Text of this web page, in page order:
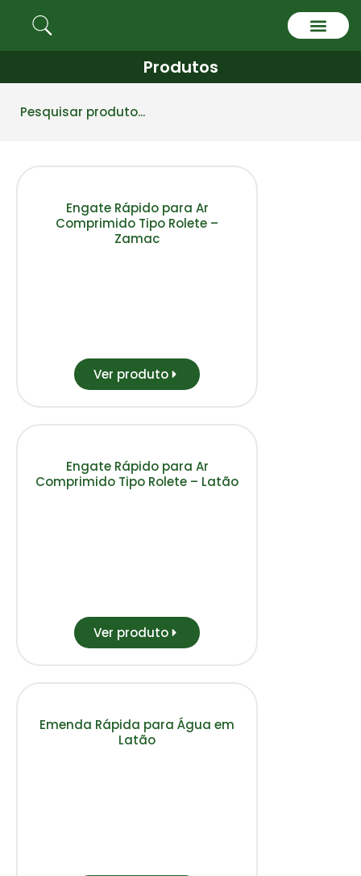
Produtos
Engate Rápido para Ar
Comprimido Tipo Rolete –
Zamac
Ver produto
Engate Rápido para Ar
Comprimido Tipo Rolete – Latão
Ver produto
Emenda Rápida para Água em
Latão